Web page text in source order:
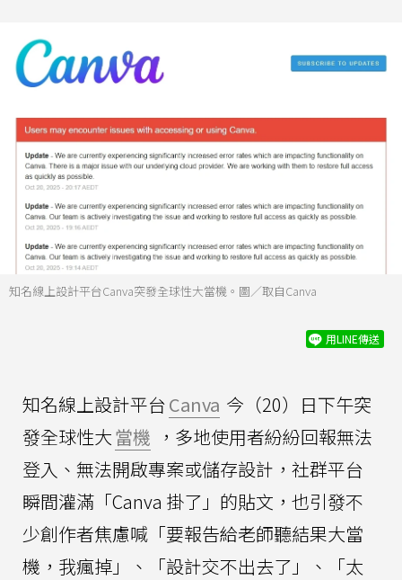
知名線上設計平台Canva突發全球性大當機。圖／取自Canva
用LINE傳送
知名線上設計平台Canva 今（20）日下午突
發全球性大當機 ，多地使用者紛紛回報無法
登入、無法開啟專案或儲存設計，社群平台
瞬間灌滿「Canva 掛了」的貼文，也引發不
少創作者焦慮喊「要報告給老師聽結果大當
機，我瘋掉」、「設計交不出去了」、「太